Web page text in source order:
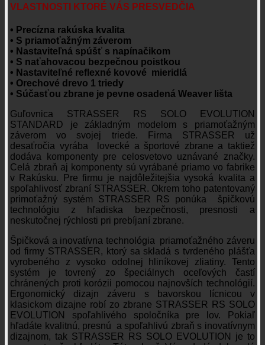
VLASTNOSTI KTORÉ VÁS PRESVEDČIA
• Precízna rakúska kvalita
• S priamoťažným záverom
• Nastaviteľná spúšť s napínačikom
• S naťahovacou bezpečnou poistkou
• Nastaviteľné reflexné kovové mieridlá
• Orechové drevo 1 triedy
• Súčasťou zbrane je pevne osadená Weaver lišta
Guľovnica STRASSER RS SOLO EVOLUTION
STANDARD je základným modelom s priamoťažným
záverom vo svojej triede. Firma STRASSER už
desaťročia vyrába lovecké a športové zbrane a taktiež
dodáva komponenty pre celosvetovo uznávané značky.
Celá zbraň aj komponenty sú vyrábané priamo vo fabrike
v Rakúsku. Pre firmu je najdôležitejšia vysoká kvalita a
spoľahlivosť zbraní STRASSER. Okrem toho patentovaný
primoťažný systém STRASSER RS ponúka špičkovú
technológiu z hľadiska bezpečnosti, presnosti a
neskutočnej rýchlosti pri prebíjaní zbrane.
Špičková a inovatívna technológia priamoťažného záveru
od firmy STRASSER, ktorý sa skladá s tvrdeného plášťa
vyrobeného z vysoko odolnej hliníkovej zliatiny. Tento
systém je tovrený zo špeciálnych oceľových častí
chránených proti korózii pomocou najnovších technológií.
Ergonomický dizajn záveru s bavorskou lícnicou v
klasickom dizajne robí zo zbrane STRASSER RS SOLO
EVOLUTION spoľahlivého spoločníka pre lov. Pokiaľ
hľadáte kvalitnú, presnú a spoľahlivú zbraň s inovatívnym
dizajnom, tak STRASSER RS SOLO EVOLUTION je to